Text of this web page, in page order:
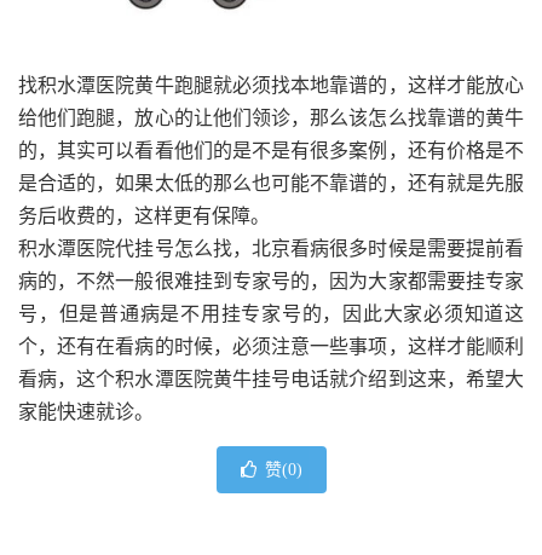
找积水潭医院黄牛跑腿就必须找本地靠谱的，这样才能放心
给他们跑腿，放心的让他们领诊，那么该怎么找靠谱的黄牛
的，其实可以看看他们的是不是有很多案例，还有价格是不
是合适的，如果太低的那么也可能不靠谱的，还有就是先服
务后收费的，这样更有保障。
积水潭医院代挂号怎么找，北京看病很多时候是需要提前看
病的，不然一般很难挂到专家号的，因为大家都需要挂专家
号，但是普通病是不用挂专家号的，因此大家必须知道这
个，还有在看病的时候，必须注意一些事项，这样才能顺利
看病，这个积水潭医院黄牛挂号电话就介绍到这来，希望大
家能快速就诊。
赞(0)